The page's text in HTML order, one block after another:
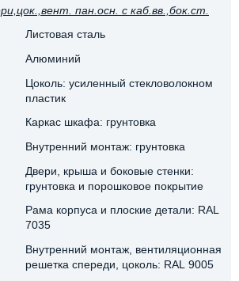
пан.осн. с каб.вв.,бок.ст.
Листовая сталь
Алюминий
Цоколь: усиленный стекловолокном
пластик
Каркас шкафа: грунтовка
Внутренний монтаж: грунтовка
Двери, крыша и боковые стенки:
грунтовка и порошковое покрытие
Рама корпуса и плоские детали: RAL
7035
Внутренний монтаж, вентиляционная
решетка спереди, цоколь: RAL 9005